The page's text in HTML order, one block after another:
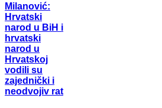
Milanović:
Hrvatski
narod u BiH i
hrvatski
narod u
Hrvatskoj
vodili su
zajednički i
neodvojiv rat